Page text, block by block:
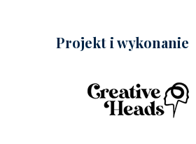
Projekt i wykonanie